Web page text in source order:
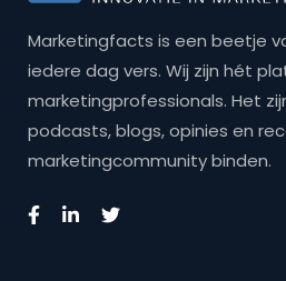
Marketingfacts is een beetje
iedere dag vers. Wij zijn hét
marketingprofessionals. Het
podcasts, blogs, opinies en
marketingcommunity binden.